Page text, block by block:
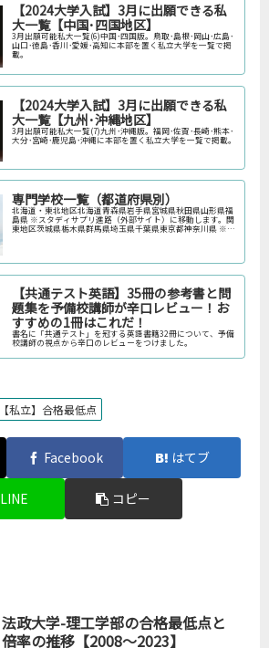
【2024大学入試】3月に出願できる私
大一覧【中国･四国地区】
3月出願可能私大一覧(6)中国･四国版。鳥取･島根･岡山･広島･
山口･徳島･香川･愛媛･高知に本部を置く私立大学を一覧で掲
載。
【2024大学入試】3月に出願できる私
大一覧【九州･沖縄地区】
3月出願可能私大一覧(7)九州･沖縄版。福岡･佐賀･長崎･熊本･
大分･宮崎･鹿児島･沖縄に本部を置く私立大学を一覧で掲載。
専門学校一覧（都道府県別）
北海道・東北地区北海道青森県岩手県宮城県秋田県山形県福
島県 ※スタディサプリ進路（外部サイト）に移動します。関
東地区茨城県栃木県群馬県埼玉県千葉県東京都神奈川県 ※ス
【共通テスト英語】35冊の参考書と問
題集を予備校講師が辛口レビュー！お
すすめの1冊はこれだ！
書名に「共通テスト」を冠する英語書籍32冊について、予備
校講師の視点から辛口のレビューをつけました。
【私立】合格最低点
Facebook はてブ
LINE コピー
法政大学-理工学部の合格最低点と
倍率の推移【2008～2023】